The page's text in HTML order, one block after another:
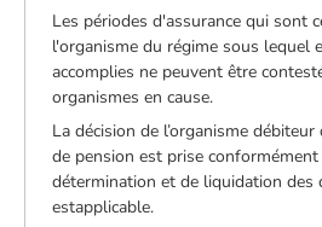
Les périodes d'assurance qui sont
l'organisme du régime sous lequel
accomplies ne peuvent être
organismes en cause.
La décision de l’organisme
de pension est prise
détermination et de liquidation des
estapplicable.